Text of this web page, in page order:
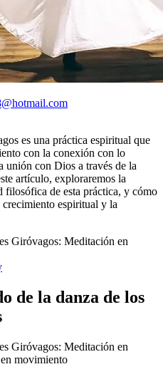
es una práctica espiritual que
con la conexión con lo
unión con Dios a través de la
artículo, exploraremos la
de esta práctica, y cómo
crecimiento espiritual y la
de la danza de los